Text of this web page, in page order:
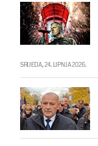
SRIJEDA, 24. LIPNJA 2026.